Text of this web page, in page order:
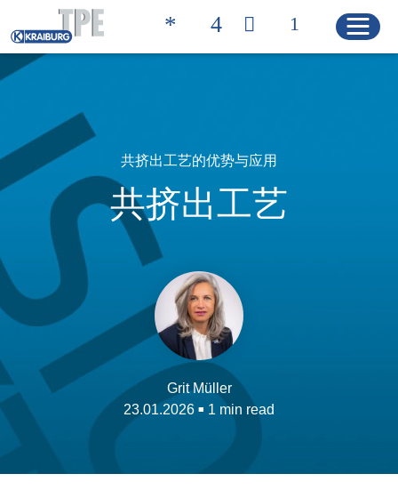
Quicklinks
联系方式 | 凯柏胶宝®
主页
解决方案
产品特性
产品搜索
吹灌封技术专用 TPE
共挤出工艺的优势与应用
共挤出工艺
Grit Müller
23.01.2026 ■ 1 min read